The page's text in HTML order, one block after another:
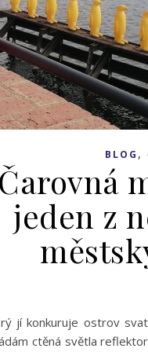
BLOG ,
jeden z
jí konkuruje ostrov
ctěná světla